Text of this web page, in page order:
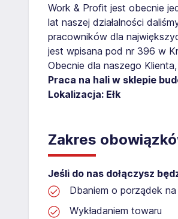
Work & Profit jest obecnie
lat naszej działalności
pracowników dla
jest wpisana pod nr 396 w
Obecnie dla naszego
Praca na hali w sklepie
Lokalizacja: Ełk
Zakres
Jeśli do nas dołączysz
Dbaniem o porządek
Wykładaniem towaru